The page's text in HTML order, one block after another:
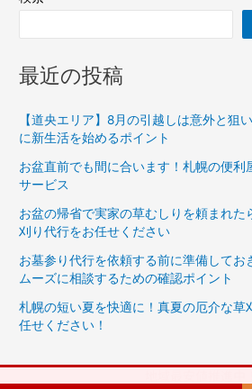
は？
最近の投稿
【道央エリア】8月の引越しは意外と狙
に新生活を始めるポイント
お盆直前でも間に合います！札幌の便利
サービス
お盆の帰省で実家の草むしりを頼まれた
刈り代行をお任せください
お墓参り代行を依頼する前に準備してお
ムーズに相談するための確認ポイント
札幌の短い夏を快適に！真夏の厄介な草
任せください！